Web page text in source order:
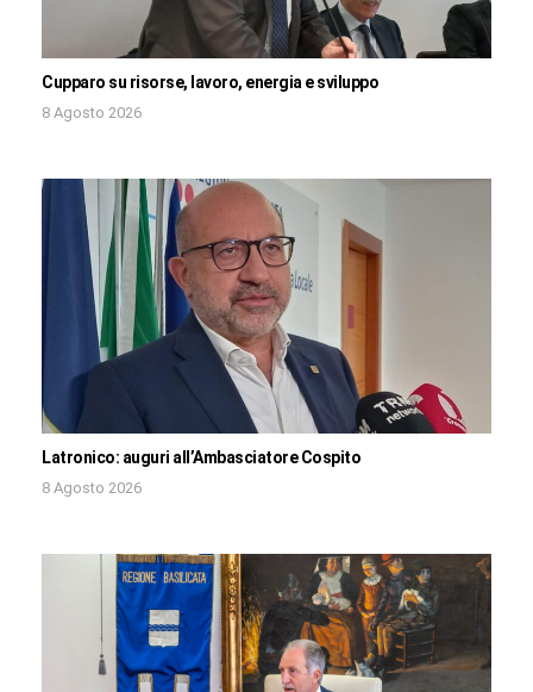
Cupparo su risorse, lavoro, energia e sviluppo
8 Agosto 2026
Latronico: auguri all’Ambasciatore Cospito
8 Agosto 2026